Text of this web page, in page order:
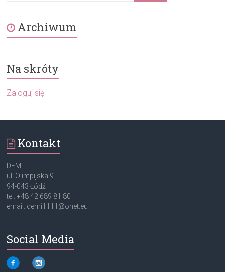
Archiwum
Na skróty
Zaloguj się
Kontakt
DEMI
ul. Olimpijska 9
94-043 Łódź
tel. +48 42 689 81 80
email: demi1111@onet.eu
Social Media